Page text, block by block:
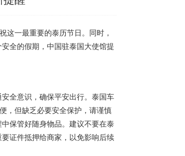
这一最重要的泰历节日。同时，
全的假期，中国驻泰国大使馆提
全意识，确保平安出行。 泰国车
，但缺乏必要安全保护，请谨慎
保管好随身物品。建议不要在泰
证件抵押给商家，以免影响后续